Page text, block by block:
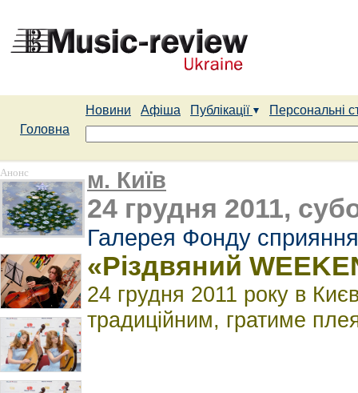
Новини Афіша Публікації
Персональні
Головна
Анонс м. Київ
24 грудня 2011,
Галерея Фонду
«Різдвяний
24 грудня 2011 року в
традиційним, гратиме